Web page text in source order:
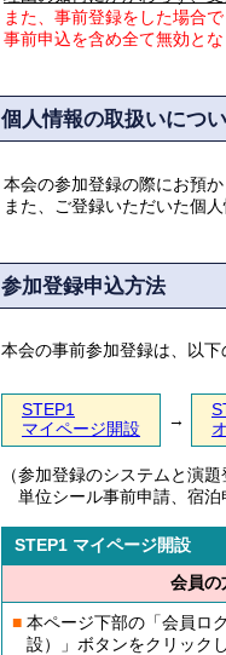
また、事前登録をした場合
事前申込を含め全て無効と
個人情報の取扱いにつ
本会の参加登録の際にお預
また、ご登録いただいた個
参加登録申込方法
本会の事前参加登録は、以下
STEP1
マイページ開設
→
（参加登録のシステムと演
単位シール事前申請、宿
STEP1 マイページ開設
会員の
■ 本ページ下部の「会員ロ
設）」ボタンをクリック